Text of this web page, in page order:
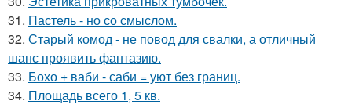
31. Пастель - но со смыслом.
32. Старый комод - не повод для свалки, а отличный
шанс проявить фантазию.
33. Бохо + ваби - саби = уют без границ.
34. Площадь всего 1, 5 кв.